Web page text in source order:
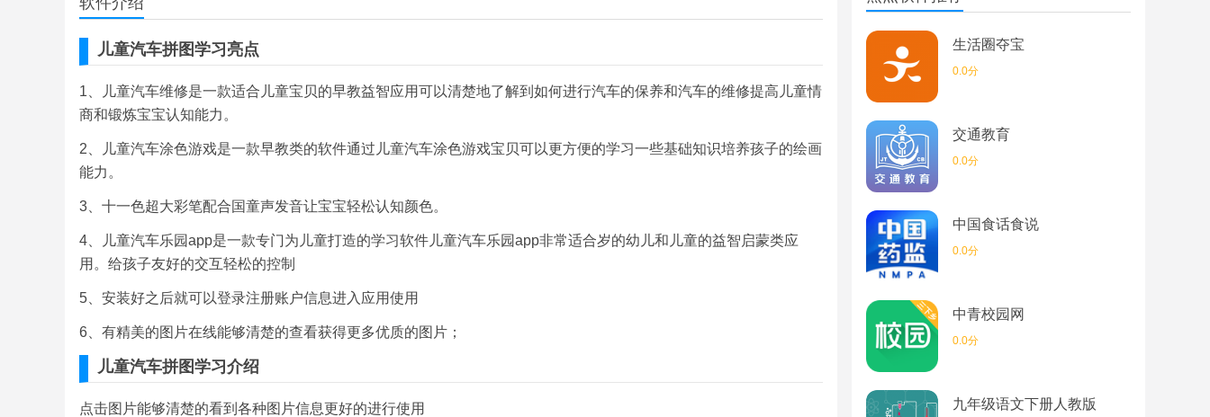
儿童汽车拼图学习亮点
1、儿童汽车维修是一款适合儿童宝贝的早教益智应用可以清楚地了解到如何进行汽车的保养和汽车的维修提高儿童情
商和锻炼宝宝认知能力。
2、儿童汽车涂色游戏是一款早教类的软件通过儿童汽车涂色游戏宝贝可以更方便的学习一些基础知识培养孩子的绘画
能力。
3、十一色超大彩笔配合国童声发音让宝宝轻松认知颜色。
4、儿童汽车乐园app是一款专门为儿童打造的学习软件儿童汽车乐园app非常适合岁的幼儿和儿童的益智启蒙类应
用。给孩子友好的交互轻松的控制
5、安装好之后就可以登录注册账户信息进入应用使用
6、有精美的图片在线能够清楚的查看获得更多优质的图片；
儿童汽车拼图学习介绍
点击图片能够清楚的看到各种图片信息更好的进行使用
生活圈夺宝
0.0分
交通教育
0.0分
中国食话食说
0.0分
中青校园网
0.0分
九年级语文下册人教版